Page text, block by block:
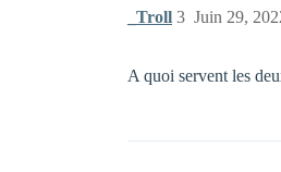
_Troll Juin 29,
3
A quoi servent les